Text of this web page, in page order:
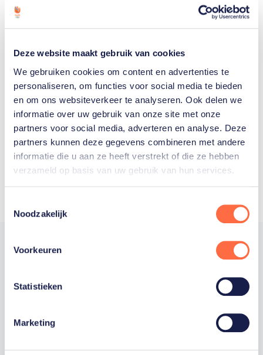
Deze website maakt gebruik van cookies
We gebruiken cookies om content en advertenties te
personaliseren, om functies voor social media te bieden
en om ons websiteverkeer te analyseren. Ook delen we
informatie over uw gebruik van onze site met onze
partners voor social media, adverteren en analyse. Deze
partners kunnen deze gegevens combineren met andere
informatie die u aan ze heeft verstrekt of die ze hebben
verzameld op basis van uw gebruik van hun services.
Noodzakelijk
Voorkeuren
Statistieken
Marketing
Welke Nederlanders hebben er
ooit meegedaan aan de
Olympische Spelen?
Trotse hoofdsponsor
Staatsloterij is trotse hoofdsponsor van
sportiefste land van de wereld maken.